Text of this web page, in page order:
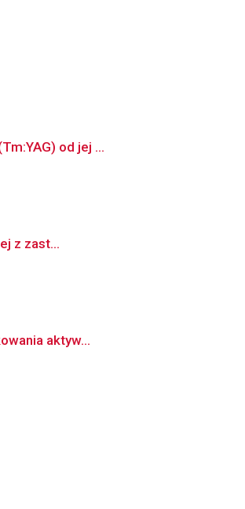
od jej ...
z zast...
aktyw...